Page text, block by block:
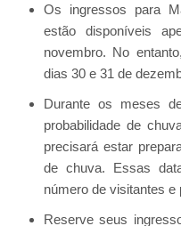
Os ingressos para
estão disponíveis
novembro. No
dias 30 e 31 de
Durante os meses
probabilidade de
precisará estar
de chuva. Essas
número de visitantes
Reserve seus